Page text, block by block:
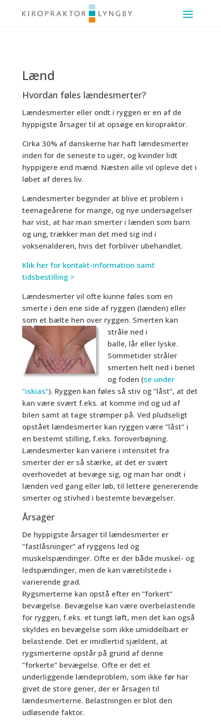
Lænd
Hvordan føles lændesmerter?
Lændesmerter eller ondt i ryggen er en af de
hyppigste årsager til at opsøge en kiropraktor.
Cirka 30% af danskerne har haft lændesmerter
inden for de seneste to uger, og kvinder lidt
hyppigere end mænd. Næsten alle vil opleve det i
løbet af deres liv.
Lændesmerter begynder at blive et problem i
teenageårene for mange, og nye undersøgelser
har vist, at har man smerter i lænden som barn
og ung, trækker man det med sig ind i
voksenalderen, hvis det forbliver ubehandlet.
Klik her for kontakt-information samt
tidsbestilling >
Lændesmerter vil ofte kunne føles som en
smerte i den ene side af ryggen (lænden) eller
som et bælte hen over ryggen. Smerten kan
stråle ned i
balle, lår eller lyske.
Sommetider stråler
smerten helt ned i benet
og foden (se under
”iskias”). Ryggen kan føles så stiv og ”låst”, at det
kan være svært f.eks. at komme ind og ud af
bilen samt at tage strømper på. Ved pludseligt
opstået lændesmerter kan ryggen være ”låst” i
en bestemt stilling, f.eks. foroverbøjning.
Lændesmerter kan variere i intensitet fra
smerter der er så stærke, at det er svært
overhovedet at bevæge sig, og man har ondt i
lænden ved gang eller løb, til lettere genererende
smerter og stivhed i bestemte bevægelser.
Årsager
De hyppigste årsager til lændesmerter er
”fastlåsninger” af ryggens led og
muskelspændinger. Ofte er der både muskel- og
ledspændinger, men de kan væretilstede i
varierende grad.
Rygsmerterne kan opstå efter en ”forkert”
bevægelse. Bevægelse kan være overbelastende
for ryggen, f.eks. et tungt løft, men det kan også
skyldes en bevægelse som ikke umiddelbart er
belastende. Det er imidlertid sjældent, at
rygsmerterne opstår på grund af denne
”forkerte” bevægelse. Ofte er det et
underliggende lændeproblem, som ikke før har
givet de store gener, der er årsagen til
lændesmerterne. Belastningen er blot den
udløsende faktor.